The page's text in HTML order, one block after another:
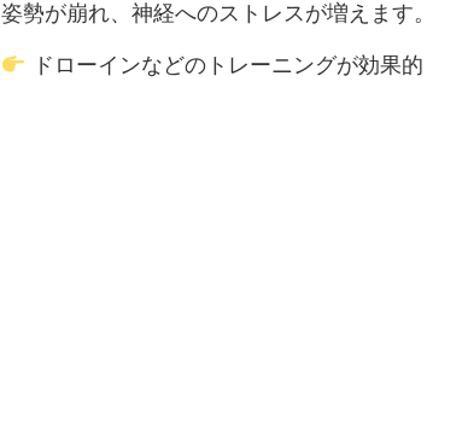
姿勢が崩れ、神経へのストレスが増えます。
ドローインなどのトレーニングが効果的